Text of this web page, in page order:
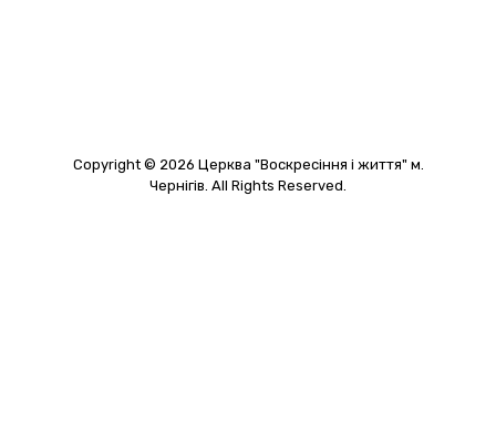
Copyright © 2026 Церква "Воскресіння і життя" м.
Чернігів. All Rights Reserved.